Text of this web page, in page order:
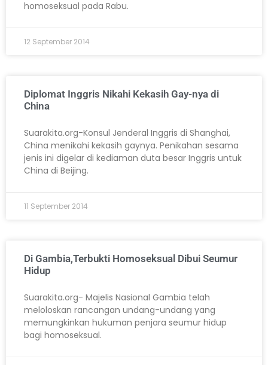
homoseksual pada Rabu.
12 September 2014
Diplomat Inggris Nikahi Kekasih Gay-nya di
China
Suarakita.org-Konsul Jenderal Inggris di Shanghai,
China menikahi kekasih gaynya. Penikahan sesama
jenis ini digelar di kediaman duta besar Inggris untuk
China di Beijing.
11 September 2014
Di Gambia,Terbukti Homoseksual Dibui Seumur
Hidup
Suarakita.org- Majelis Nasional Gambia telah
meloloskan rancangan undang-undang yang
memungkinkan hukuman penjara seumur hidup
bagi homoseksual.